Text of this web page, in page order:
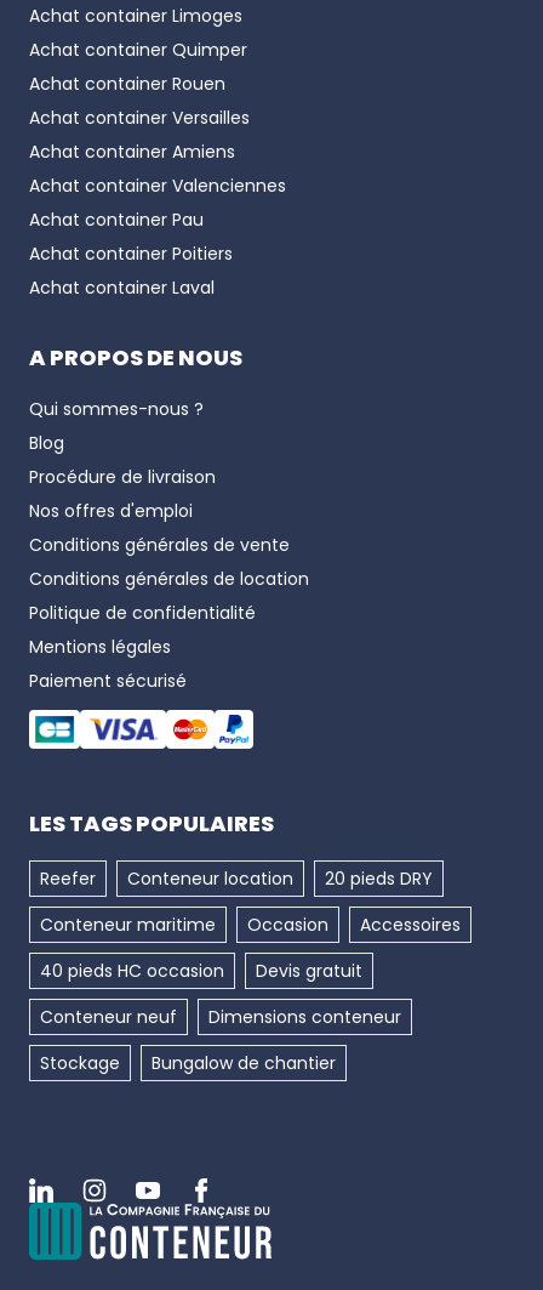
Achat container Limoges
Achat container Quimper
Achat container Rouen
Achat container Versailles
Achat container Amiens
Achat container Valenciennes
Achat container Pau
Achat container Poitiers
Achat container Laval
A PROPOS DE NOUS
Qui sommes-nous ?
Blog
Procédure de livraison
Nos offres d'emploi
Conditions générales de vente
Conditions générales de location
Politique de confidentialité
Mentions légales
Paiement sécurisé
LES TAGS POPULAIRES
Reefer Conteneur location
20 pieds DRY
Conteneur maritime
Occasion
Accessoires
40 pieds HC occasion
Devis gratuit
Conteneur neuf
Dimensions conteneur
Stockage
Bungalow de chantier
LinkedinInstagramYoutubeFacebook